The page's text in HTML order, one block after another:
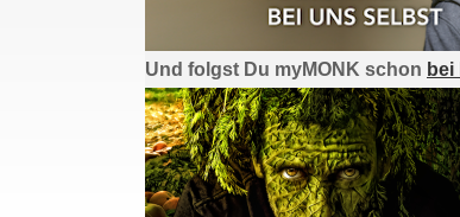
Und folgst Du myMONK schon bei